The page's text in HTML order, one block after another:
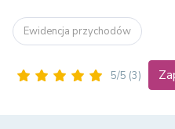
Ewidencja przychodów
5/5 (3)